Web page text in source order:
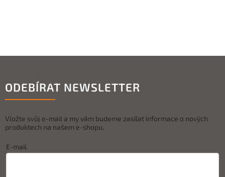
ODEBÍRAT NEWSLETTER
Vložte svůj e-mail a my vám budeme zasílat informace o nových
produktech na našem e-shopu.
E-mail